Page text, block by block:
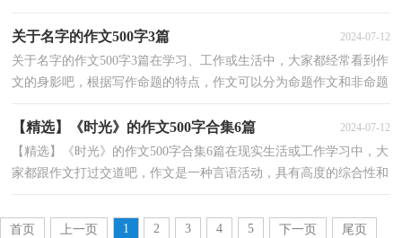
关于名字的作文500字3篇 2024-07-12
关于名字的作文500字3篇在学习、工作或生活中，大家都经常看到作
文的身影吧，根据写作命题的特点，作文可以分为命题作文和非命题
【精选】《时光》的作文500字合集6篇 2024-07-12
【精选】《时光》的作文500字合集6篇在现实生活或工作学习中，大
家都跟作文打过交道吧，作文是一种言语活动，具有高度的综合性和
首页 上一页 1 2 3 4 5 下一页 尾页